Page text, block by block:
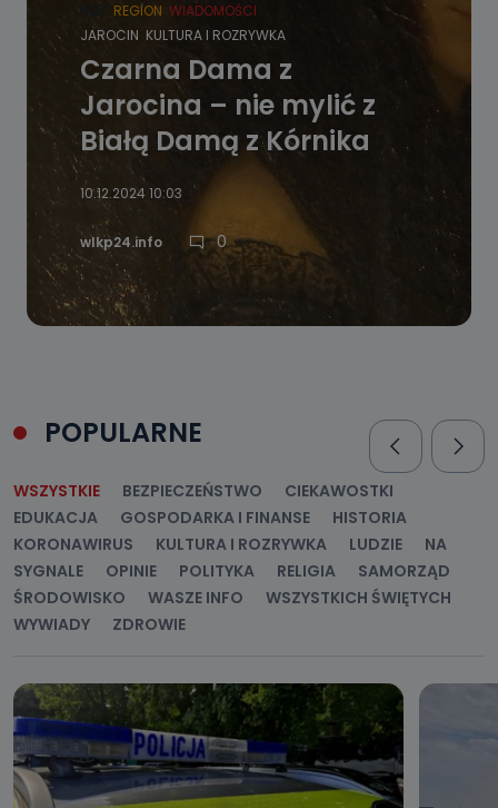
HOT REGION WIADOMOŚCI
JAROCIN KULTURA I ROZRYWKA
Czarna Dama z
Jarocina – nie mylić z
Białą Damą z Kórnika
10.12.2024 10:03
wlkp24.info 0
POPULARNE
WSZYSTKIE BEZPIECZEŃSTWO
CIEKAWOSTKI
EDUKACJA
GOSPODARKA I FINANSE
HISTORIA
KORONAWIRUS
KULTURA I ROZRYWKA LUDZIE
NA
SYGNALE
OPINIE POLITYKA RELIGIA
SAMORZĄD
ŚRODOWISKO
WASZE INFO
WSZYSTKICH ŚWIĘTYCH
WYWIADY
ZDROWIE